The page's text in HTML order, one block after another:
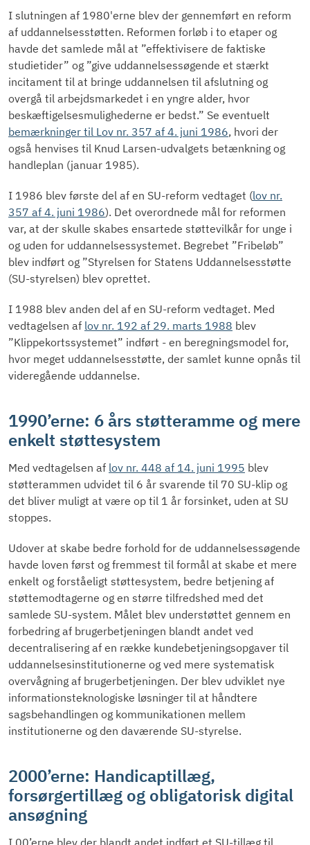
I slutningen af 1980'erne blev der gennemført en reform
af uddannelsesstøtten. Reformen forløb i to etaper og
havde det samlede mål at ”effektivisere de faktiske
studietider” og ”give uddannelsessøgende et stærkt
incitament til at bringe uddannelsen til afslutning og
overgå til arbejdsmarkedet i en yngre alder, hvor
beskæftigelsesmulighederne er bedst.” Se eventuelt
bemærkninger til Lov nr. 357 af 4. juni 1986, hvori der
også henvises til Knud Larsen-udvalgets betænkning og
handleplan (januar 1985).
I 1986 blev første del af en SU-reform vedtaget (lov nr.
357 af 4. juni 1986). Det overordnede mål for reformen
var, at der skulle skabes ensartede støttevilkår for unge i
og uden for uddannelsessystemet. Begrebet ”Fribeløb”
blev indført og ”Styrelsen for Statens Uddannelsesstøtte
(SU-styrelsen) blev oprettet.
I 1988 blev anden del af en SU-reform vedtaget. Med
vedtagelsen af lov nr. 192 af 29. marts 1988 blev
”Klippekortssystemet” indført - en beregningsmodel for,
hvor meget uddannelsesstøtte, der samlet kunne opnås til
videregående uddannelse.
1990’erne: 6 års støtteramme og mere
enkelt støttesystem
Med vedtagelsen af lov nr. 448 af 14. juni 1995 blev
støtterammen udvidet til 6 år svarende til 70 SU-klip og
det bliver muligt at være op til 1 år forsinket, uden at SU
stoppes.
Udover at skabe bedre forhold for de uddannelsessøgende
havde loven først og fremmest til formål at skabe et mere
enkelt og forståeligt støttesystem, bedre betjening af
støttemodtagerne og en større tilfredshed med det
samlede SU-system. Målet blev understøttet gennem en
forbedring af brugerbetjeningen blandt andet ved
decentralisering af en række kundebetjeningsopgaver til
uddannelsesinstitutionerne og ved mere systematisk
overvågning af brugerbetjeningen. Der blev udviklet nye
informationsteknologiske løsninger til at håndtere
sagsbehandlingen og kommunikationen mellem
institutionerne og den daværende SU-styrelse.
2000’erne: Handicaptillæg,
forsørgertillæg og obligatorisk digital
ansøgning